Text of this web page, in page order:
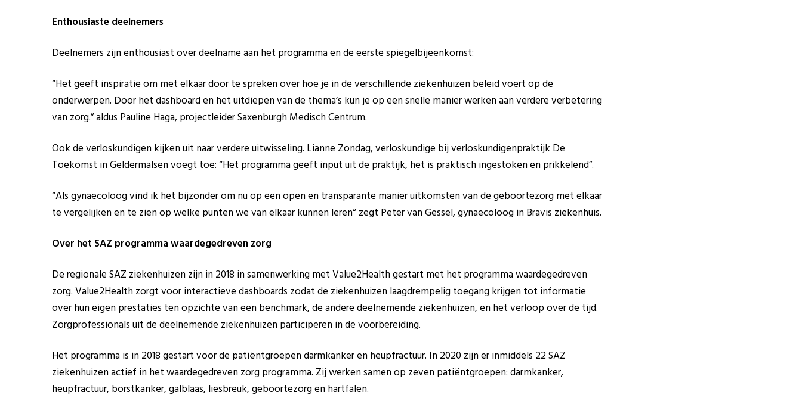
Enthousiaste deelnemers
Deelnemers zijn enthousiast over deelname aan het programma en de eerste spiegelbijeenkomst:
“Het geeft inspiratie om met elkaar door te spreken over hoe je in de verschillende ziekenhuizen beleid voert op de
onderwerpen. Door het dashboard en het uitdiepen van de thema’s kun je op een snelle manier werken aan verdere verbetering
van zorg.” aldus Pauline Haga, projectleider Saxenburgh Medisch Centrum.
Ook de verloskundigen kijken uit naar verdere uitwisseling. Lianne Zondag, verloskundige bij verloskundigenpraktijk De
Toekomst in Geldermalsen voegt toe: “Het programma geeft input uit de praktijk, het is praktisch ingestoken en prikkelend”.
“Als gynaecoloog vind ik het bijzonder om nu op een open en transparante manier uitkomsten van de geboortezorg met elkaar
te vergelijken en te zien op welke punten we van elkaar kunnen leren“ zegt Peter van Gessel, gynaecoloog in Bravis ziekenhuis.
Over het SAZ programma waardegedreven zorg
De regionale SAZ ziekenhuizen zijn in 2018 in samenwerking met Value2Health gestart met het programma waardegedreven
zorg. Value2Health zorgt voor interactieve dashboards zodat de ziekenhuizen laagdrempelig toegang krijgen tot informatie
over hun eigen prestaties ten opzichte van een benchmark, de andere deelnemende ziekenhuizen, en het verloop over de tijd.
Zorgprofessionals uit de deelnemende ziekenhuizen participeren in de voorbereiding.
Het programma is in 2018 gestart voor de patiëntgroepen darmkanker en heupfractuur. In 2020 zijn er inmiddels 22 SAZ
ziekenhuizen actief in het waardegedreven zorg programma. Zij werken samen op zeven patiëntgroepen: darmkanker,
heupfractuur, borstkanker, galblaas, liesbreuk, geboortezorg en hartfalen.